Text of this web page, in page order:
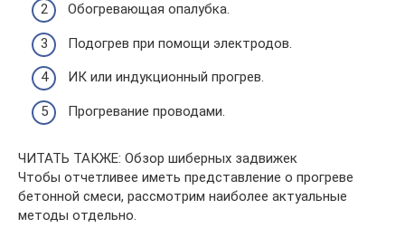
Обогревающая опалубка.
Подогрев при помощи электродов.
ИК или индукционный прогрев.
Прогревание проводами.
ЧИТАТЬ ТАКЖЕ: Обзор шиберных задвижек
Чтобы отчетливее иметь представление о прогреве
бетонной смеси, рассмотрим наиболее актуальные
методы отдельно.